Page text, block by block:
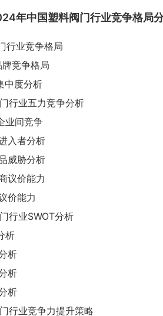
年中国塑料阀门行业竞争格局
行业竞争格局
牌竞争格局
中度分析
行业五力竞争分析
业间竞争
入者分析
威胁分析
议价能力
价能力
行业SWOT分析
析
析
析
析
行业竞争力提升策略